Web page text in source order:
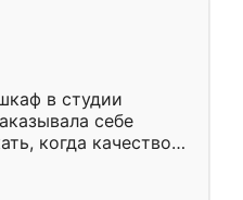
в студии
себе
когда качеством
кухня уже почти